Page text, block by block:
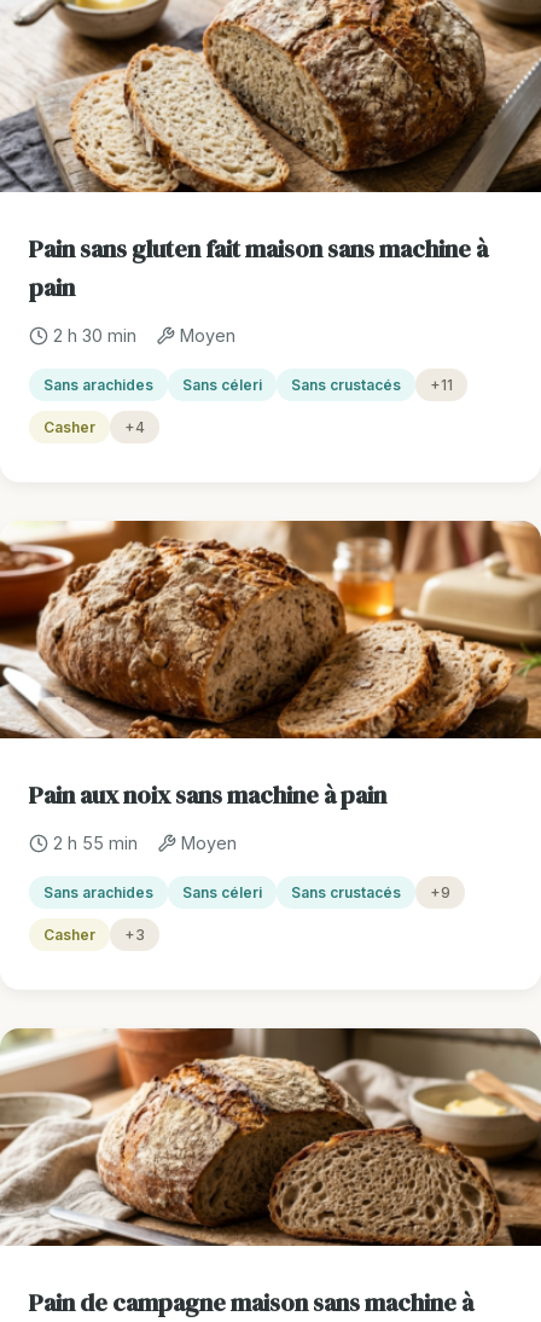
Pain sans gluten fait maison sans machine à
pain
2 h 30 min Moyen
Sans arachides Sans céleri Sans crustacés +11
Casher +4
Pain aux noix sans machine à pain
2 h 55 min Moyen
Sans arachides Sans céleri Sans crustacés +9
Casher +3
Pain de campagne maison sans machine à